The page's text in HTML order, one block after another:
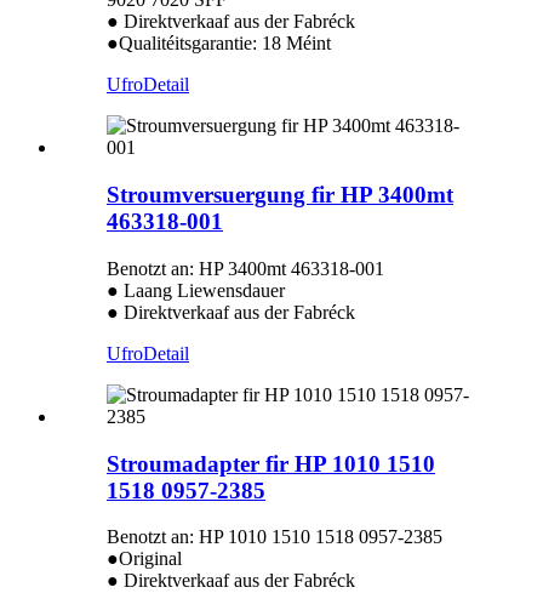
● Direktverkaaf aus der Fabréck
●Qualitéitsgarantie: 18 Méint
UfroDetail
Stroumversuergung fir HP 3400mt
463318-001
Benotzt an: HP 3400mt 463318-001
● Laang Liewensdauer
● Direktverkaaf aus der Fabréck
UfroDetail
Stroumadapter fir HP 1010 1510
1518 0957-2385
Benotzt an: HP 1010 1510 1518 0957-2385
●Original
● Direktverkaaf aus der Fabréck